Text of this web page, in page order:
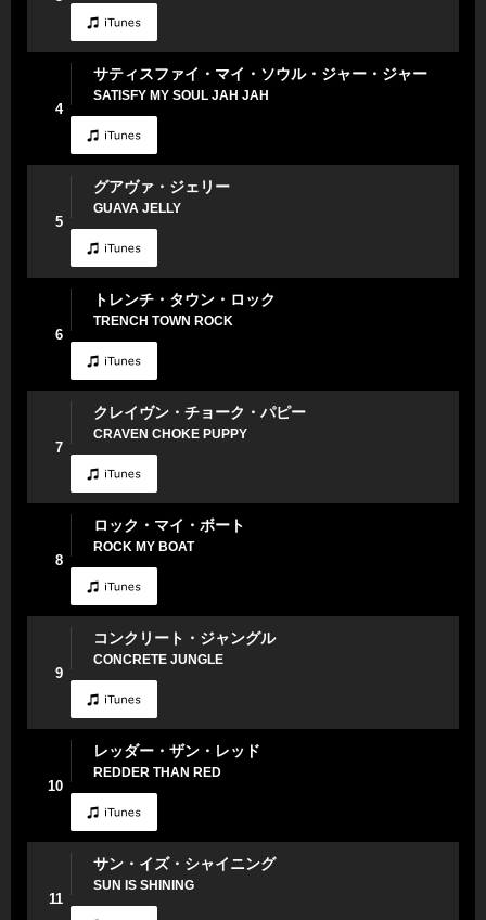
4
サティスファイ・マイ・ソウル・ジャー・ジャー
SATISFY MY SOUL JAH JAH
5
グアヴァ・ジェリー
GUAVA JELLY
6
トレンチ・タウン・ロック
TRENCH TOWN ROCK
7
クレイヴン・チョーク・パピー
CRAVEN CHOKE PUPPY
8
ロック・マイ・ボート
ROCK MY BOAT
9
コンクリート・ジャングル
CONCRETE JUNGLE
10
レッダー・ザン・レッド
REDDER THAN RED
11
サン・イズ・シャイニング
SUN IS SHINING